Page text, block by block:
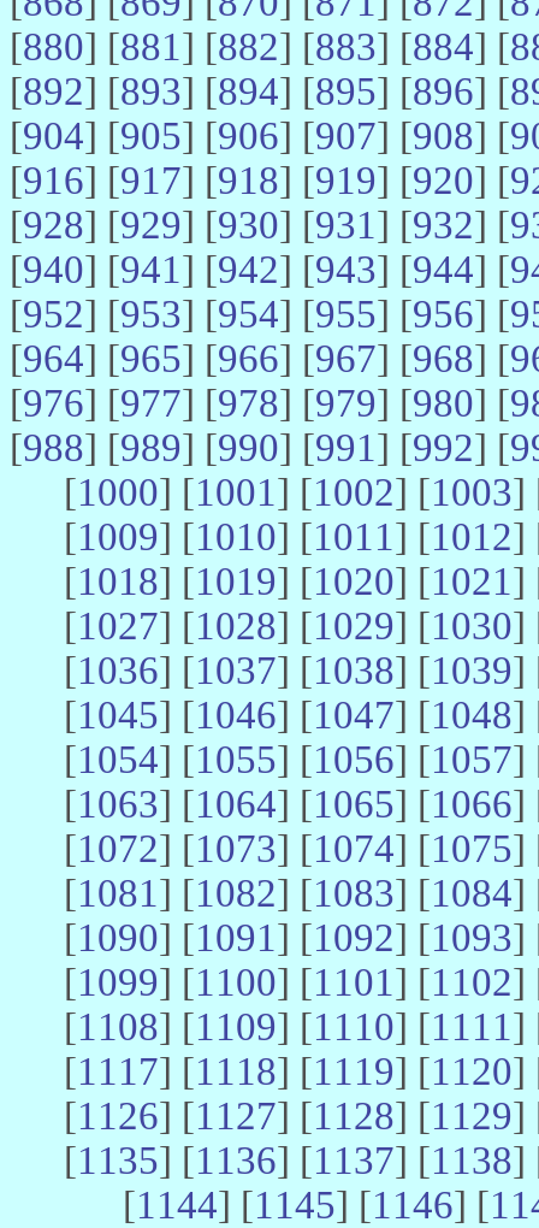
[880] [881] [882] [883] [884] [
[892] [893] [894] [895] [896] [
[904] [905] [906] [907] [908] [
[916] [917] [918] [919] [920] [
[928] [929] [930] [931] [932] [
[940] [941] [942] [943] [944] [
[952] [953] [954] [955] [956] [
[964] [965] [966] [967] [968] [
[976] [977] [978] [979] [980] [
[988] [989] [990] [991] [992] [
[1000] [1001] [1002] [1003]
[1009] [1010] [1011] [1012]
[1018] [1019] [1020] [1021]
[1027] [1028] [1029] [1030]
[1036] [1037] [1038] [1039]
[1045] [1046] [1047] [1048]
[1054] [1055] [1056] [1057]
[1063] [1064] [1065] [1066]
[1072] [1073] [1074] [1075]
[1081] [1082] [1083] [1084]
[1090] [1091] [1092] [1093]
[1099] [1100] [1101] [1102]
[1108] [1109] [1110] [1111]
[1117] [1118] [1119] [1120]
[1126] [1127] [1128] [1129]
[1135] [1136] [1137] [1138]
[1144] [1145] [1146] [